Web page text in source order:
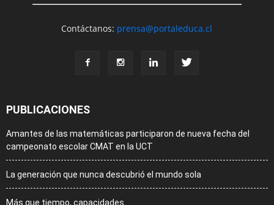
Contáctanos: prensa@portaleduca.cl
PUBLICACIONES
Amantes de las matemáticas participaron de nueva fecha del
campeonato escolar CMAT en la UCT
La generación que nunca descubrió el mundo sola
Más que tiempo, capacidades